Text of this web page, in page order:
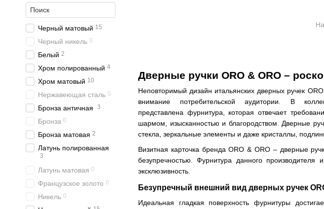
Дверные ручки ORO & ORO –
Неповторимый дизайн итальянских дверных ручек
внимание потребительской аудитории. В
представлена фурнитура, которая отвечает
шармом, изысканностью и благородством. Дверные
стекла, зеркальные элементы и даже кристаллы,
Визитная карточка бренда ORO & ORO – дверные
безупречностью. Фурнитура данного
эксклюзивность.
Безупречный внешний вид дверных ручек
Идеальная гладкая поверхность фурнитуры
Черный матовый 15
Черный никель 0
Белый 2
Хром полированный 4
Хром матовый 10
Нержавеющая сталь 0
Бронза античная 3
Бронза 0
Бронза матовая 2
Латунь полированная
3
Латунь матовая 0
Французское золото 0
Никель 0